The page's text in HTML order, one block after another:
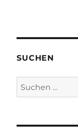
SUCHEN
Suchen
nach: